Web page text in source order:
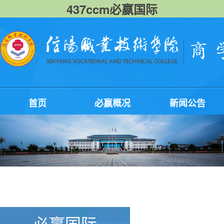
437ccm必嬴国际
首页 必嬴概况 新闻公告